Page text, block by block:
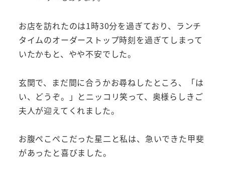
お店を訪れたのは1時30分を過ぎており、ランチ
タイムのオーダーストップ時刻を過ぎてしまって
いたかもと、やや不安でした。
玄関で、まだ間に合うかお尋ねしたところ、「は
い、どうぞ。」とニッコリ笑って、奥様らしきご
夫人が迎えてくれました。
お腹ぺこぺこだった星二と私は、急いできた甲斐
があったと喜びました。